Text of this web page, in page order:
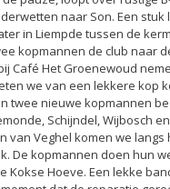
naar Son. Een stuk
in Liempde tussen de
kopmannen de club naar
Café Het Groenewoud
we van een lekkere kop
twee nieuwe kopmannen
Schijndel, Wijbosch
van Veghel komen we langs
De kopmannen doen hun
Kokse Hoeve. Een lekke